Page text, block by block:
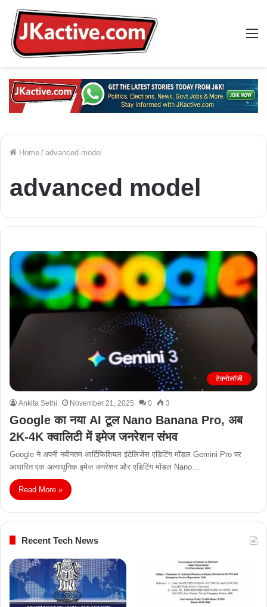
Home / advanced model
advanced model
टेक्नोलॉजी
Ankita Sethi November 21, 2025 0 3
Google का नया AI टूल Nano Banana Pro, अब
2K-4K क्वालिटी में इमेज जनरेशन संभव
Google ने अपनी नवीनतम आर्टिफिशियल इंटेलिजेंस एडिटिंग मॉडल Gemini Pro पर
आधारित एक अत्याधुनिक इमेज जनरेशन और एडिटिंग मॉडल Nano…
Read More »
Recent Tech News